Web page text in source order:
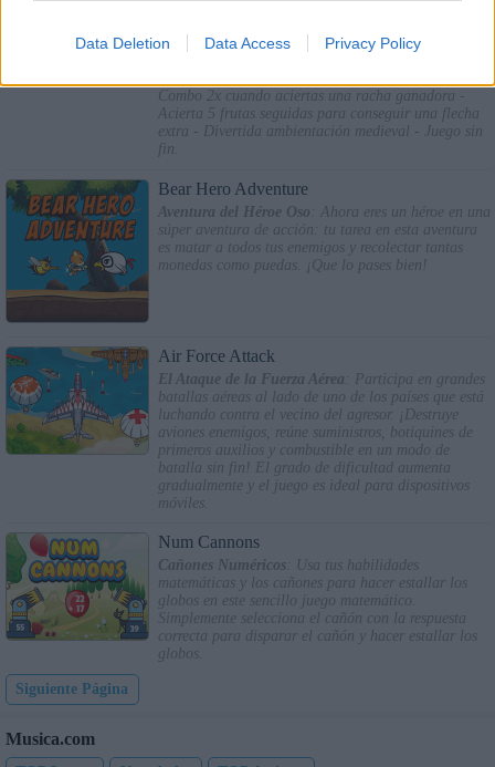
Data Deletion Data Access Privacy Policy
persona. Encuentra un paisaje cada vez más
Combo 2x cuando aciertas una racha ganadora -
Acierta 5 frutas seguidas para conseguir una flecha
extra - Divertida ambientación medieval - Juego sin
fin.
Bear Hero Adventure
Aventura del Héroe Oso : Ahora eres un héroe en una
súper aventura de acción: tu tarea en esta aventura
es matar a todos tus enemigos y recolectar tantas
monedas como puedas. ¡Que lo pases bien!
Air Force Attack
El Ataque de la Fuerza Aérea : Participa en grandes
batallas aéreas al lado de uno de los países que está
luchando contra el vecino del agresor. ¡Destruye
aviones enemigos, reúne suministros, botiquines de
primeros auxilios y combustible en un modo de
batalla sin fin! El grado de dificultad aumenta
gradualmente y el juego es ideal para dispositivos
móviles.
Num Cannons
Cañones Numéricos : Usa tus habilidades
matemáticas y los cañones para hacer estallar los
globos en este sencillo juego matemático.
Simplemente selecciona el cañón con la respuesta
correcta para disparar el cañón y hacer estallar los
globos.
Siguiente Página
Musica.com